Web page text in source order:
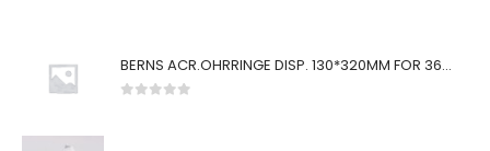
BERNS ACR.OHRRINGE DISP. 130*320MM FOR 36 PAIRS